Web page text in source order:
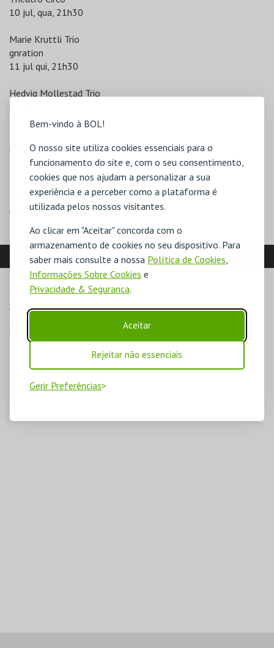
Bem-vindo à BOL!
O nosso site utiliza cookies essenciais para o
funcionamento do site e, com o seu consentimento,
cookies que nos ajudam a personalizar a sua
experiência e a perceber como a plataforma é
utilizada pelos nossos visitantes.
Ao clicar em "Aceitar" concorda com o
armazenamento de cookies no seu dispositivo. Para
saber mais consulte a nossa Política de Cookies,
Informações Sobre Cookies e
Privacidade & Segurança.
Aceitar
Rejeitar não essenciais
Gerir Preferências
10 jul, qua, 21h30
Marie Kruttli Trio
gnration
11 jul qui, 21h30
Hedvig Mollestad Trio
gnration
12 jul, sex, 21h30
Amaro Freitas Trio
Theatro Circo
13 jul, sáb, 21h30
PREÇO
Aquisição (50,00€)
LOCALIZAÇÃO
MORADA
Avenida da Liberdade, 697
4710-251 Braga
Direcções para Faz Cultura